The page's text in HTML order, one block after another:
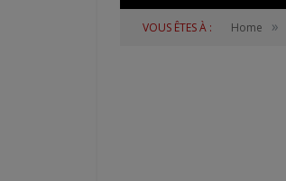
VOUS ÊTES À : Home »